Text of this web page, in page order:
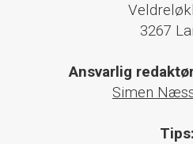
3267
Ansvarlig
Simen
Tips: